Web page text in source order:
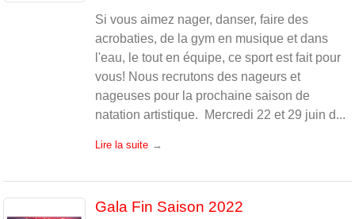
Si vous aimez nager, danser, faire des
acrobaties, de la gym en musique et dans
l'eau, le tout en équipe, ce sport est fait pour
vous! Nous recrutons des nageurs et
nageuses pour la prochaine saison de
natation artistique. Mercredi 22 et 29 juin d...
Lire la suite
Gala Fin Saison 2022